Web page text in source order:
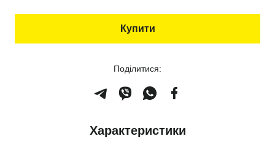
Купити
Поділитися:
Характеристики